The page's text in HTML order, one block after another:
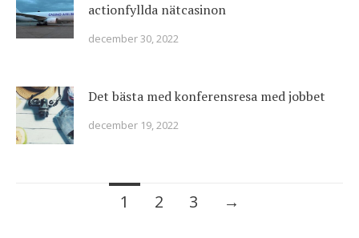
actionfyllda nätcasinon
december 30, 2022
Det bästa med konferensresa med jobbet
december 19, 2022
1 2 3 →